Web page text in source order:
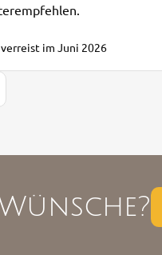
im Juni 2026